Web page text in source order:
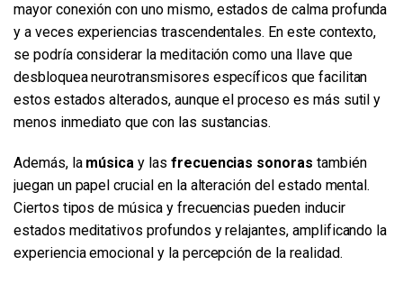
mayor conexión con uno mismo, estados de calma profunda
y a veces experiencias trascendentales. En este contexto,
se podría considerar la meditación como una llave que
desbloquea neurotransmisores específicos que facilitan
estos estados alterados, aunque el proceso es más sutil y
menos inmediato que con las sustancias.
Además, la música y las frecuencias sonoras también
juegan un papel crucial en la alteración del estado mental.
Ciertos tipos de música y frecuencias pueden inducir
estados meditativos profundos y relajantes, amplificando la
experiencia emocional y la percepción de la realidad.